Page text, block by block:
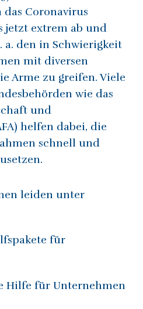
Coronavirus
jetzt extrem ab und
a. den in Schwierigkeit
mit diversen
Arme zu greifen. Viele
wie das
und
helfen dabei, die
schnell und
leiden unter
für
Hilfe für Unternehmen